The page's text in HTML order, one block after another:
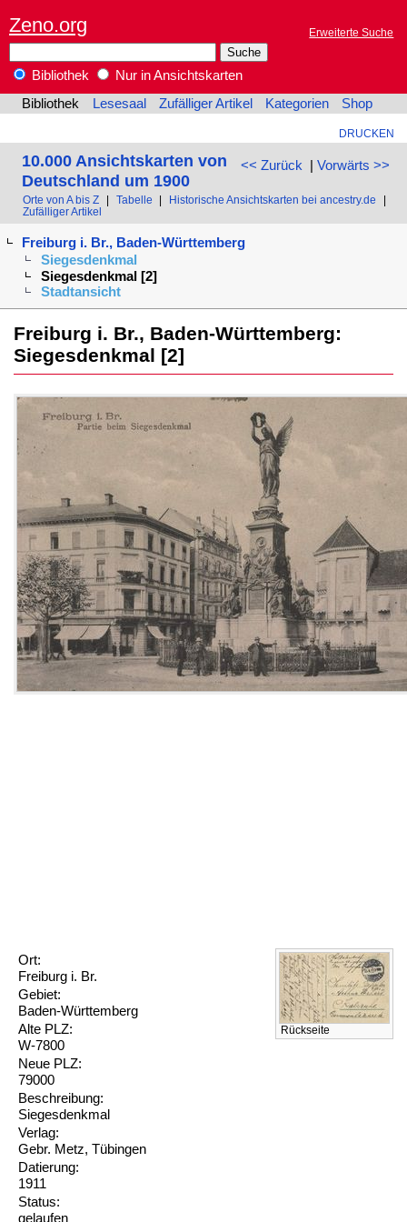
Zeno.org Erweiterte Suche
Bibliothek
Nur in Ansichtskarten
Bibliothek
Lesesaal Zufälliger Artikel Kategorien Shop
DRUCKEN
<< Zurück | Vorwärts >>
10.000 Ansichtskarten von
Deutschland um 1900
Orte von A bis Z Tabelle Historische Ansichtskarten bei ancestry.de
Zufälliger Artikel
Freiburg i. Br., Baden-Württemberg
Siegesdenkmal
Siegesdenkmal [2]
Stadtansicht
Freiburg i. Br., Baden-Württemberg:
Siegesdenkmal [2]
Rückseite
Ort:
Freiburg i. Br.
Gebiet:
Baden-Württemberg
Alte PLZ:
W-7800
Neue PLZ:
79000
Beschreibung:
Siegesdenkmal
Verlag:
Gebr. Metz, Tübingen
Datierung:
1911
Status:
gelaufen